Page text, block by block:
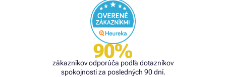
90%
zákazníkov odporúča podľa dotazníkov
spokojnosti za posledných 90 dní.